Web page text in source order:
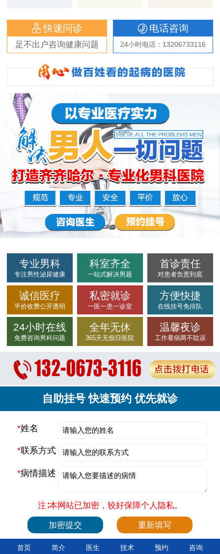
快速问诊
足不出户咨询健康问题
电话咨询
24小时电话：13206733116
专业男科
专注男性泌尿健康
科室齐全
一站式解决男题
首诊责任
对患者负责到底
诚信医疗
平价收费公开透明
私密就诊
一医一患一诊室
方便快捷
在线挂号免排队
24小时在线
免费咨询男科问题
全年无休
365天无假日医院
温馨夜诊
工作看病两不耽误
自助挂号 快速预约 优先就诊
*姓名
*联系方式
*病情描述
注∶本网站已加密，较好保障个人隐私。
首页 简介 医生 技术 预约 咨询